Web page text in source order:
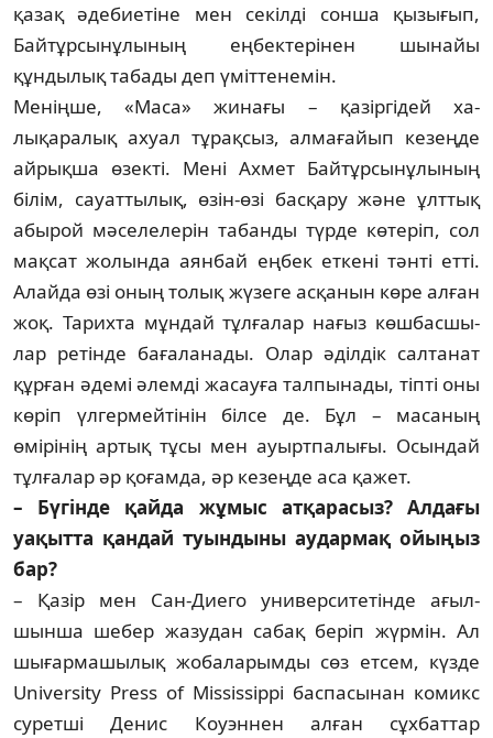
қазақ әдебиетіне мен секіл­ді сонша қызығып,
Байтұрсынұлының ең­бек­терінен шынайы
құндылық та­бады деп үміт­тенемін.
Меніңше, «Маса» жинағы – қа­зіргідей ха­­­
лықаралық ахуал тұрақсыз, алмағайып ке­зеңде
ай­рықша өзекті. Мені Ахмет Бай­­тұрсынұлының
білім, сауат­­тылық, өзін-өзі басқару және ұлттық
абырой мәселе­лерін та­банды түрде көтеріп, сол
мақсат жолында аян­бай еңбек еткені тәнті етті.
Алайда өзі оның толық жүзеге асқанын көре алған
жоқ. Тарихта мұндай тұлғалар нағыз көшбас­шы­
лар ре­тінде бағаланады. Олар әділдік салта­нат
құрған әдемі әлемді жасауға тал­пынады, тіп­ті оны
көріп үлгермейтінін білсе де. Бұл – ма­саның
өмірінің артық тұсы мен ауырт­палығы. Осындай
тұлғалар әр қоғамда, әр кезеңде аса қажет.
– Бүгінде қайда жұмыс атқарасыз? Ал­дағы
уақытта қандай туындыны ау­дар­мақ ойыңыз
бар?
– Қазір мен Сан-Диего университетінде ағыл­
шынша шебер жазудан сабақ беріп жүр­мін. Ал
шығармашылық жобаларымды сөз етсем, күзде
University Press of Mississippi бас­па­сынан комикс
суретші Денис Коуэннен ал­ған сұхбаттар